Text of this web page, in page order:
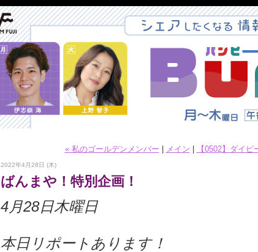
« 私のゴールデンメンバー メイン 【0502】ダイ
2022年4月28日 (木)
ばんまや！特別企画！
4月28日木曜日
本日リポートあります！